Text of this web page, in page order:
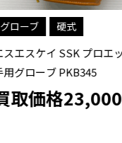
硬式
プロエッジ 硬式 内野
23,000円